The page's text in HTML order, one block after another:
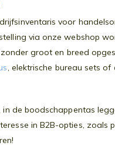
voor
via onze webshop
groot en breed
, elektrische bureau sets of
de boodschappentas
in B2B-opties, zoals